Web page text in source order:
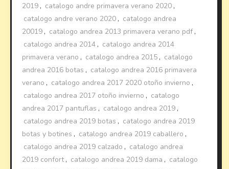
2019 , catalogo andre primavera verano 2020 ,
catalogo andre verano 2020 , catalogo andrea
20019 , catalogo andrea 2013 primavera verano pdf ,
catalogo andrea 2014 , catalogo andrea 2014
primavera verano , catalogo andrea 2015 , catalogo
andrea 2016 botas , catalogo andrea 2016 primavera
verano , catalogo andrea 2017 2020 otoño invierno ,
catalogo andrea 2017 otoño invierno , catalogo
andrea 2017 pantuflas , catalogo andrea 2019 ,
catalogo andrea 2019 botas , catalogo andrea 2019
botas y botines , catalogo andrea 2019 caballero ,
catalogo andrea 2019 calzado , catalogo andrea
2019 confort, catalogo andrea 2019 dama , catalogo